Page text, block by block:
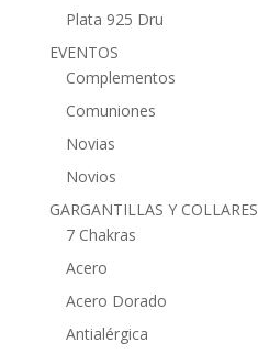
Plata 925 Dru
EVENTOS
Complementos
Comuniones
Novias
Novios
GARGANTILLAS Y COLLARES
7 Chakras
Acero
Acero Dorado
Antialérgica